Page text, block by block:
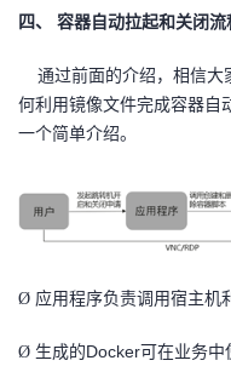
四、 容器自动拉起和关闭流
通过前面的介绍，相信大
何利用镜像文件完成容器自
一个简单介绍。
Ø 应用程序负责调用宿主机
Ø 生成的Docker可在业务中